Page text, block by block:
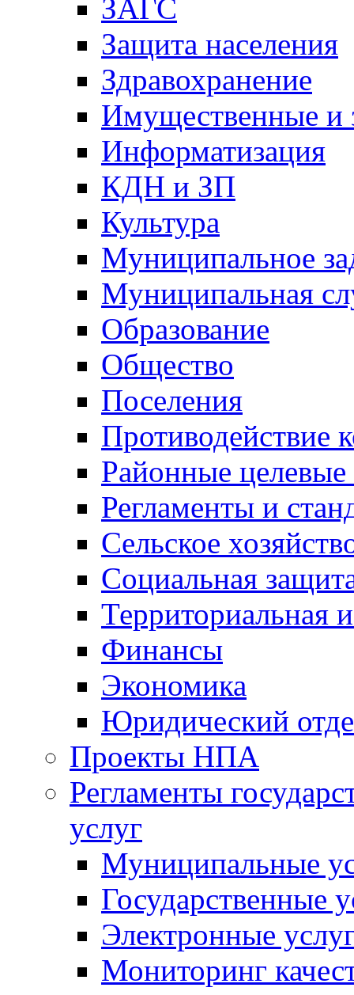
ЗАГС
Защита населения
Здравохранение
Имущественные и
Информатизация
КДН и ЗП
Культура
Муниципальное
Муниципальная
Образование
Общество
Поселения
Противодействие
Районные
Регламенты и
Сельское
Социальная
Территориальная
Финансы
Экономика
Юридический
Проекты НПА
Регламенты
услуг
Муниципальные
Государственные
Электронные
Мониторинг